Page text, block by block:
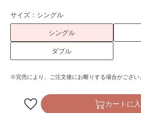
サイズ： シングル
シングル
ダブル
※完売により、ご注文後にお断りする場合がござい
カートに